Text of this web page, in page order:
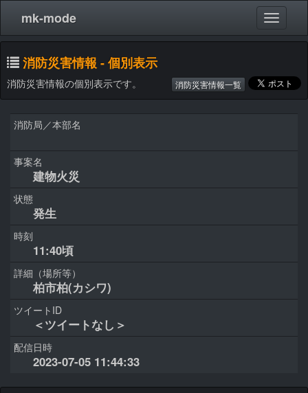
mk-mode
消防災害情報 - 個別表示
消防災害情報の個別表示です。 消防災害情報一覧
消防局／本部名
事案名
建物火災
状態
発生
時刻
11:40頃
詳細（場所等）
柏市柏(カシワ)
ツイートID
＜ツイートなし＞
配信日時
2023-07-05 11:44:33